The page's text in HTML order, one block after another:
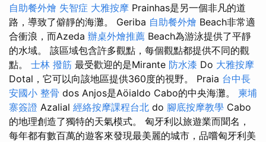
自助餐外燴 失智症 大雅按摩 Prainhas是另一個非凡的道
路，導致了僻靜的海灘。 Geriba 自助餐外燴 Beach非常適
合衝浪，而Azeda 辦桌外燴推薦 Beach為游泳提供了平靜
的水域。 該區域包含許多觀點，每個觀點都提供不同的觀
點。 士林 撥筋 最受歡迎的是Mirante 防水漆 Do 大雅按摩
Dotal，它可以向該地區提供360度的視野。 Praia 台中長
安國小 整骨 dos Anjos是Aöialdo Cabo的中央海灘。 柬埔
寨簽證 Azalial 經絡按摩課程台北 do 腳底按摩教學 Cabo
的地理創造了獨特的天氣模式。 匈牙利以旅遊業而聞名，
每年都有數百萬的遊客來發現最美麗的城市，品嚐匈牙利美